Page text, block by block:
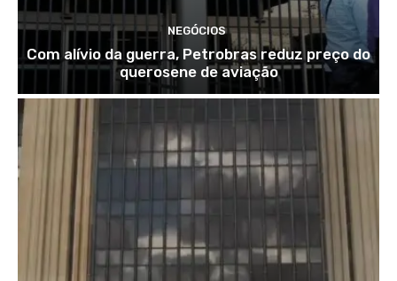
NEGÓCIOS
Com alívio da guerra, Petrobras reduz preço do
querosene de aviação